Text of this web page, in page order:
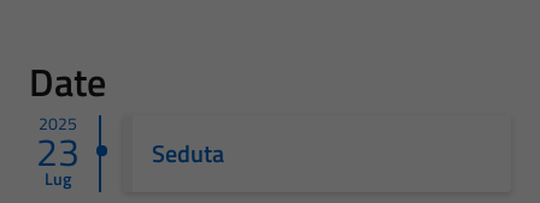
Date
2025
23
Lug
Seduta